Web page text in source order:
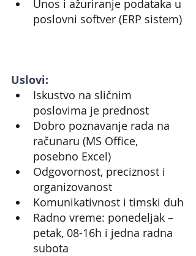
Unos i ažuriranje podataka u
poslovni softver (ERP sistem)
Uslovi:
Iskustvo na sličnim
poslovima je prednost
Dobro poznavanje rada na
računaru (MS Office,
posebno Excel)
Odgovornost, preciznost i
organizovanost
Komunikativnost i timski duh
Radno vreme: ponedeljak –
petak, 08-16h i jedna radna
subota